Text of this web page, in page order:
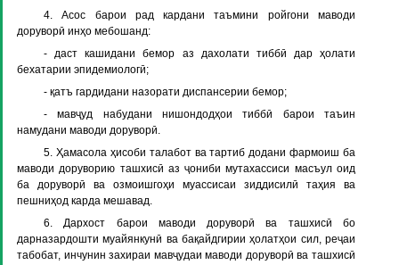
4. Асос барои рад кардани таъмини ройгони маводи
доруворӣ инҳо мебошанд:
- даст кашидани бемор аз дахолати тиббӣ дар ҳолати
бехатарии эпидемиологӣ;
- қатъ гардидани назорати диспансерии бемор;
- мавҷуд набудани нишондодҳои тиббӣ барои таъин
намудани маводи доруворӣ.
5. Ҳамасола ҳисоби талабот ва тартиб додани фармоиш ба
маводи доруворию ташхисӣ аз ҷониби мутахассиси масъул оид
ба доруворӣ ва озмоишгоҳи муассисаи зиддисилӣ таҳия ва
пешниҳод карда мешавад.
6. Дархост барои маводи доруворӣ ва ташхисӣ бо
дарназардошти муайянкунӣ ва бақайдгирии ҳолатҳои сил, реҷаи
табобат, инчунин захираи мавҷудаи маводи доруворӣ ва ташхисӣ